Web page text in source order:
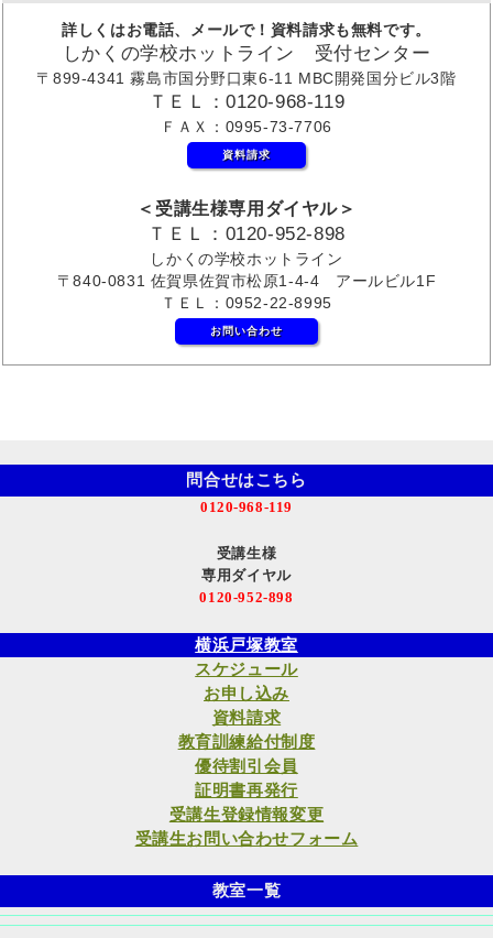
詳しくはお電話、メールで！資料請求も無料です。
しかくの学校ホットライン 受付センター
〒899-4341 霧島市国分野口東6-11 MBC開発国分ビル3階
ＴＥＬ：0120-968-119
ＦＡＸ：0995-73-7706
資料請求
＜受講生様専用ダイヤル＞
ＴＥＬ：0120-952-898
しかくの学校ホットライン
〒840-0831 佐賀県佐賀市松原1-4-4 アールビル1F
ＴＥＬ：0952-22-8995
お問い合わせ
問合せはこちら
0120-968-119
受講生様
専用ダイヤル
0120-952-898
横浜戸塚教室
スケジュール
お申し込み
資料請求
教育訓練給付制度
優待割引会員
証明書再発行
受講生登録情報変更
受講生お問い合わせフォーム
教室一覧